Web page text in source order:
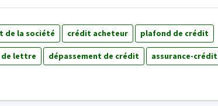
de la société crédit acheteur plafond de crédit
lettre dépassement de crédit assurance-crédit